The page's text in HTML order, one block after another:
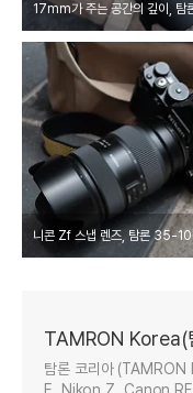
TAMRON Korea(
탐론 코리아